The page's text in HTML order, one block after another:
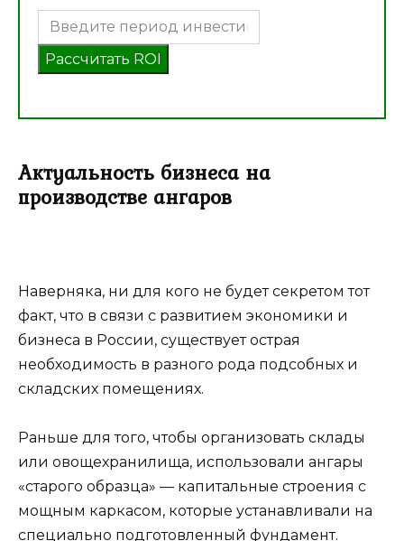
Рассчитать ROI
Актуальность бизнеса на
производстве ангаров
Наверняка, ни для кого не будет секретом тот
факт, что в связи с развитием экономики и
бизнеса в России, существует острая
необходимость в разного рода подсобных и
складских помещениях.
Раньше для того, чтобы организовать склады
или овощехранилища, использовали ангары
«старого образца» — капитальные строения с
мощным каркасом, которые устанавливали на
специально подготовленный фундамент.